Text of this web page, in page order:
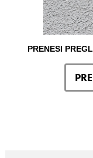
PRENESI